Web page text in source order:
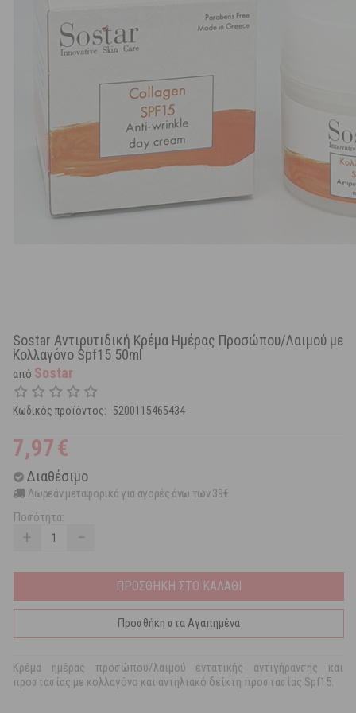
Sostar Αντιρυτιδική Κρέμα Ημέρας Προσώπου/Λαιμού με
Κολλαγόνο Spf15 50ml
από Sostar
Κωδικός προϊόντος: 5200115465434
7,97€
Διαθέσιμο
Δωρεάν μεταφορικά για αγορές άνω των 39€
Ποσότητα:
+ −
ΠΡΟΣΘΗΚΗ ΣΤΟ ΚΑΛΑΘΙ
Προσθήκη στα Αγαπημένα
Κρέμα ημέρας προσώπου/λαιμού εντατικής αντιγήρανσης και
προστασίας με κολλαγόνο και αντηλιακό δείκτη προστασίας Spf15.